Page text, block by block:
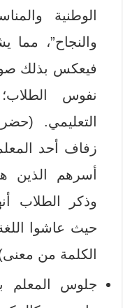
الوطنية
والنجاح”، مما
فيعكس بذلك
نفوس
التعليمي.
زفاف أحد
أسرهم الذين
وذكر الطلاب
حيث عاشوا اللغة
الكلمة من
جلوس المعلم